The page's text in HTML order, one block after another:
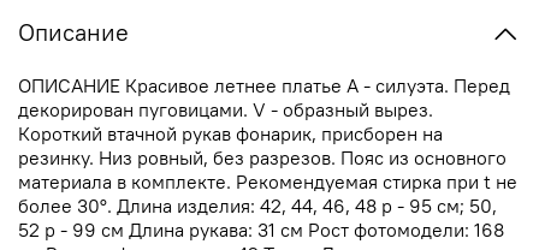
Описание
ОПИСАНИЕ Красивое летнее платье А - силуэта. Перед
декорирован пуговицами. V - образный вырез.
Короткий втачной рукав фонарик, присборен на
резинку. Низ ровный, без разрезов. Пояс из основного
материала в комплекте. Рекомендуемая стирка при t не
более 30°. Длина изделия: 42, 44, 46, 48 р - 95 см; 50,
52 р - 99 см Длина рукава: 31 см Рост фотомодели: 168